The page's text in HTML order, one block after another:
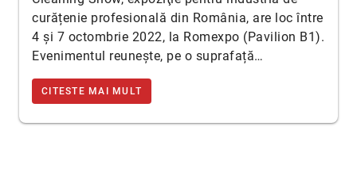
curățenie profesională din România, are loc între
4 și 7 octombrie 2022, la Romexpo (Pavilion B1).
Evenimentul reunește, pe o suprafață…
CITESTE MAI MULT